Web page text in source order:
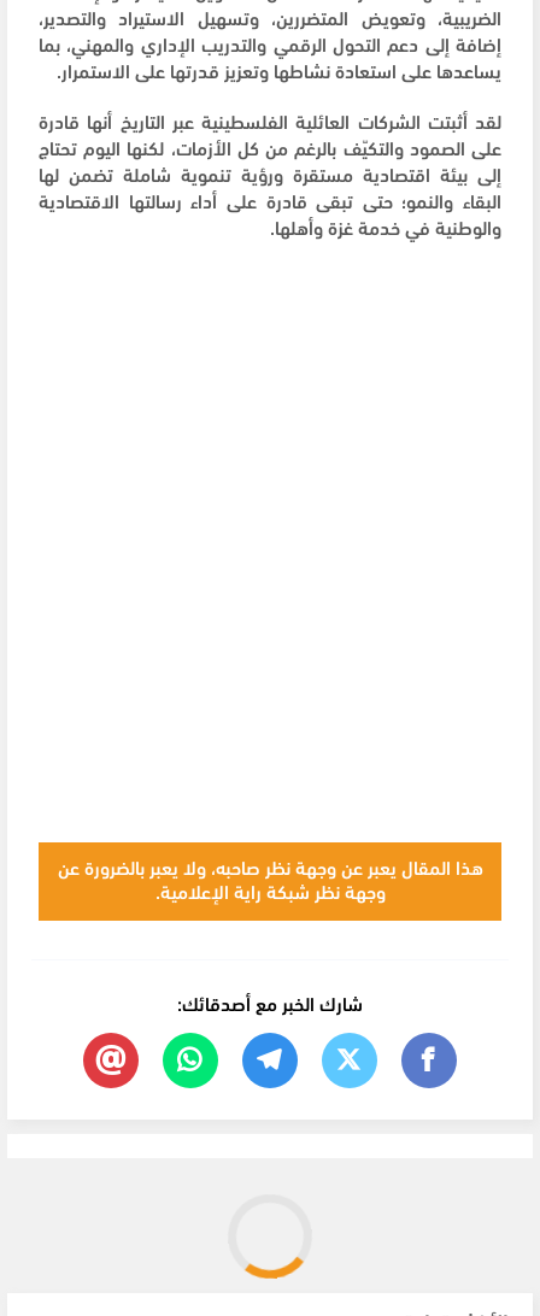
الضريبية، وتعويض المتضررين، وتسهيل الاستيراد والتصدير،
إضافة إلى دعم التحول الرقمي والتدريب الإداري والمهني، بما
يساعدها على استعادة نشاطها وتعزيز قدرتها على الاستمرار.
لقد أثبتت الشركات العائلية الفلسطينية عبر التاريخ أنها قادرة
على الصمود والتكيّف بالرغم من كل الأزمات، لكنها اليوم تحتاج
إلى بيئة اقتصادية مستقرة ورؤية تنموية شاملة تضمن لها
البقاء والنمو؛ حتى تبقى قادرة على أداء رسالتها الاقتصادية
والوطنية في خدمة غزة وأهلها.
هذا المقال يعبر عن وجهة نظر صاحبه، ولا يعبر بالضرورة عن
وجهة نظر شبكة راية الإعلامية.
شارك الخبر مع أصدقائك: